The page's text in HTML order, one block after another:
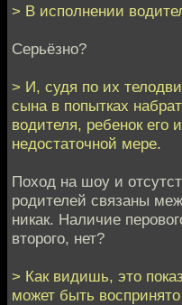
> В исполнении
Серьёзно?
> И, судя по их
сына в попытках
водителя, ребенок его
недостаточной мере.
Поход на шоу и
родителей связаны
никак. Наличие
второго, нет?
> Как видишь, это
может быть